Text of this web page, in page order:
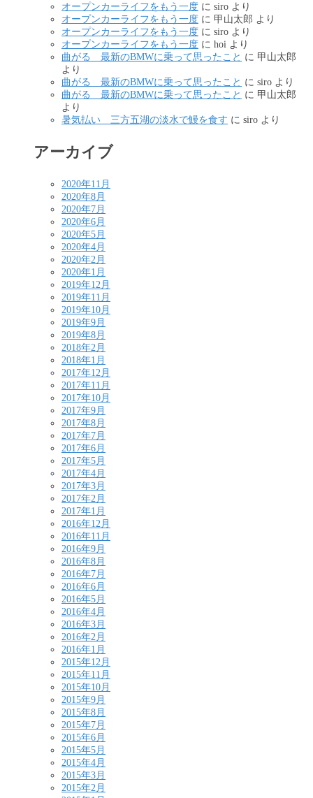
オープンカーライフをもう一度 に siro より
オープンカーライフをもう一度 に 甲山太郎 より
オープンカーライフをもう一度 に siro より
オープンカーライフをもう一度 に hoi より
曲がる 最新のBMWに乗って思ったこと に 甲山太郎
より
曲がる 最新のBMWに乗って思ったこと に siro より
曲がる 最新のBMWに乗って思ったこと に 甲山太郎
より
暑気払い 三方五湖の淡水で鰻を食す に siro より
アーカイブ
2020年11月
2020年8月
2020年7月
2020年6月
2020年5月
2020年4月
2020年2月
2020年1月
2019年12月
2019年11月
2019年10月
2019年9月
2019年8月
2018年2月
2018年1月
2017年12月
2017年11月
2017年10月
2017年9月
2017年8月
2017年7月
2017年6月
2017年5月
2017年4月
2017年3月
2017年2月
2017年1月
2016年12月
2016年11月
2016年9月
2016年8月
2016年7月
2016年6月
2016年5月
2016年4月
2016年3月
2016年2月
2016年1月
2015年12月
2015年11月
2015年10月
2015年9月
2015年8月
2015年7月
2015年6月
2015年5月
2015年4月
2015年3月
2015年2月